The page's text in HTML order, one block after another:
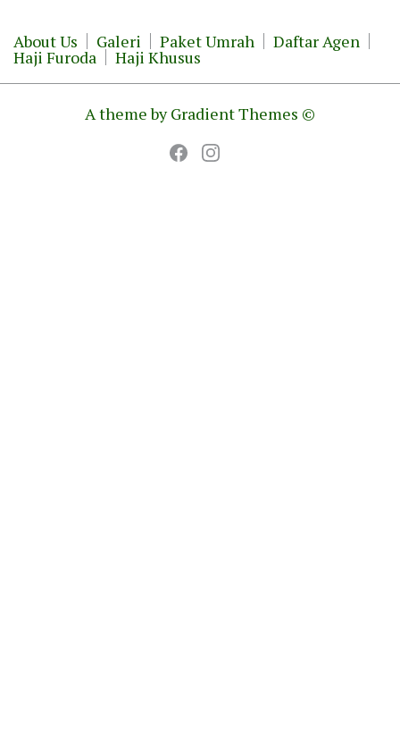
About Us Galeri Paket Umrah Daftar Agen
Haji Furoda Haji Khusus
A theme by Gradient Themes ©